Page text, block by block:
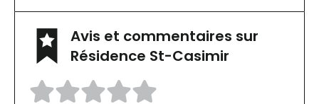
Avis et commentaires sur
Résidence St-Casimir